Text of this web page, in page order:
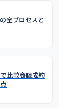
全プロセスと
較――商談成約